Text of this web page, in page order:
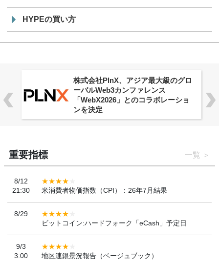
HYPEの買い方
株式会社PlnX、アジア最大級のグロ
ーバルWeb3カンファレンス
「WebX2026」とのコラボレーショ
ンを決定
重要指標 一覧
8/12
21:30
米消費者物価指数（CPI）：26年7月結果
8/29
ビットコイン:ハードフォーク「eCash」予定日
9/3
3:00
地区連銀景況報告（ベージュブック）